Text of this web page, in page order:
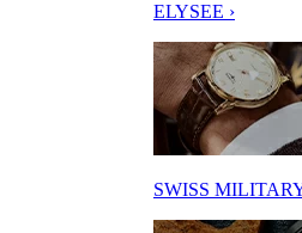
ELYSEE ›
SWISS